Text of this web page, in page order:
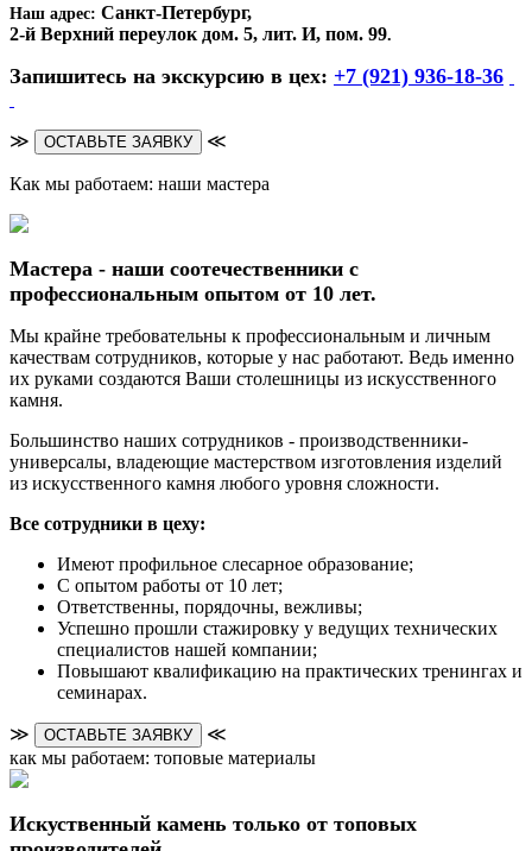
Наш адрес: Санкт-Петербург,
2-й Верхний переулок дом. 5, лит. И, пом. 99.
Запишитесь на экскурсию в цех: +7 (921) 936-18-36
≫ ОСТАВЬТЕ ЗАЯВКУ ≪
Как мы работаем: наши мастера
Мастера - наши соотечественники с
профессиональным опытом от 10 лет.
Мы крайне требовательны к профессиональным и личным
качествам сотрудников, которые у нас работают. Ведь именно
их руками создаются Ваши столешницы из искусственного
камня.
Большинство наших сотрудников - производственники-
универсалы, владеющие мастерством изготовления изделий
из искусственного камня любого уровня сложности.
Все сотрудники в цеху:
Имеют профильное слесарное образование;
С опытом работы от 10 лет;
Ответственны, порядочны, вежливы;
Успешно прошли стажировку у ведущих технических
специалистов нашей компании;
Повышают квалификацию на практических тренингах и
семинарах.
≫ ОСТАВЬТЕ ЗАЯВКУ
≪
как мы работаем: топовые материалы
Искуственный камень только от топовых